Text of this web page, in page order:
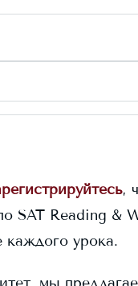
,
SAT Reading &
каждого урока.